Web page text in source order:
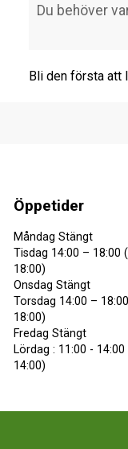
Bli den första att
Öppetider
Måndag Stängt
Tisdag 14:00 – 18:00
18:00)
Onsdag Stängt
Torsdag 14:00 –
18:00)
Fredag Stängt
Lördag : 11:00 -
14:00)